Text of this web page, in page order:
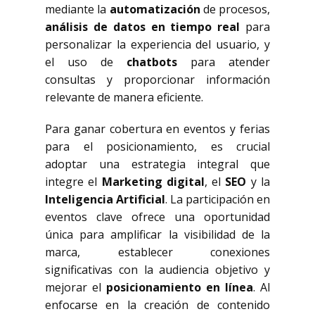
mediante la automatización de procesos,
análisis de datos en tiempo real para
personalizar la experiencia del usuario, y
el uso de chatbots para atender
consultas y proporcionar información
relevante de manera eficiente.
Para ganar cobertura en eventos y ferias
para el posicionamiento, es crucial
adoptar una estrategia integral que
integre el Marketing digital, el SEO y la
Inteligencia Artificial. La participación en
eventos clave ofrece una oportunidad
única para amplificar la visibilidad de la
marca, establecer conexiones
significativas con la audiencia objetivo y
mejorar el posicionamiento en línea. Al
enfocarse en la creación de contenido